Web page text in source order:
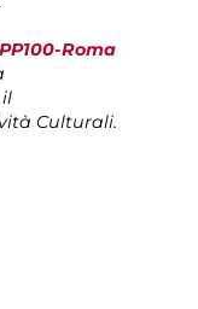
Roma
Culturali.